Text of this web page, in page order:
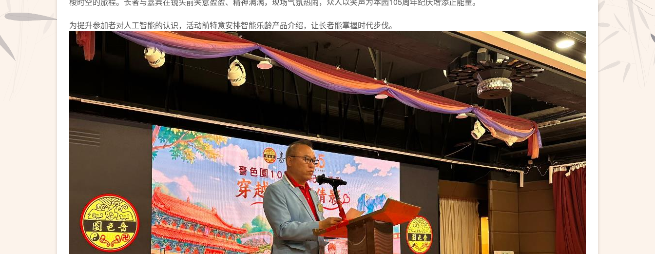
为提升参加者对人工智能的认识，活动前特意安排智能乐龄产品介绍，让长者能掌握时代步伐。